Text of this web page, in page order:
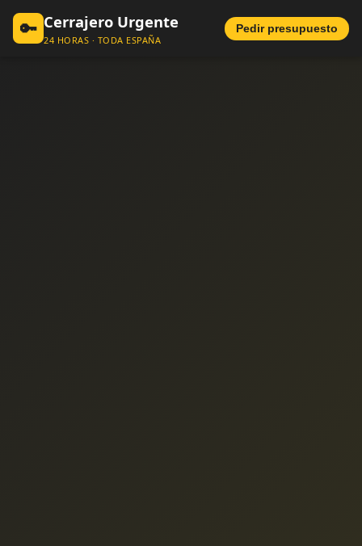
🔑 Cerrajero Urgente
24 HORAS · TODA ESPAÑA
Pedir presupuesto